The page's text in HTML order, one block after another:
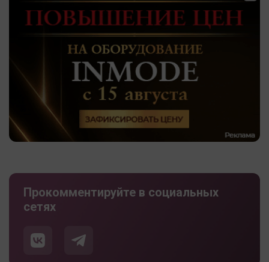
Прокомментируйте в социальных
сетях